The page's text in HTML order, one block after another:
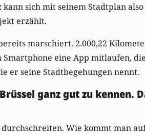
kann sich mit seinem Stadtplan
erzählt.
marschiert. 2.000,22
Smartphone eine App mitlaufen,
er seine Stadtbegehungen nennt.
ganz gut zu kennen.
Wie kommt man